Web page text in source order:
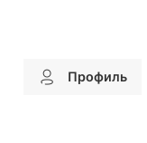
Профиль